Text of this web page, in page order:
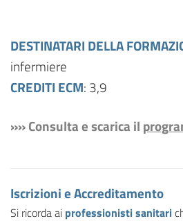
DESTINATARI DELLA
infermiere
CREDITI ECM: 3,9
»»Consulta e scarica il
Iscrizioni e Accreditamento
Si ricorda ai professionisti sanitari